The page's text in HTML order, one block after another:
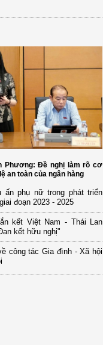
Phương: Đề nghị làm rõ cơ
an toàn của ngân hàng
ấn phụ nữ trong phát triển
đoạn 2023 - 2025
kết Việt Nam - Thái Lan
kết hữu nghị"
công tác Gia đình - Xã hội